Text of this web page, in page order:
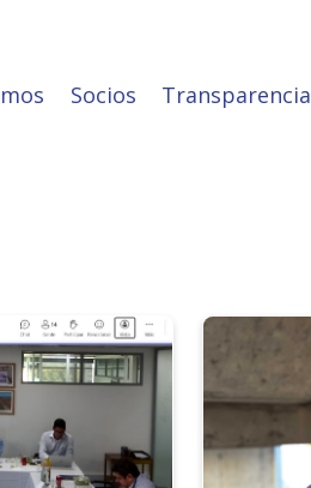
Socios Transparencia